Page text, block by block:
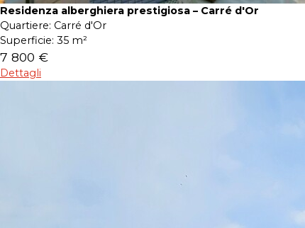
Residenza alberghiera prestigiosa – Carré d'Or
Quartiere: Carré d'Or
Superficie: 35 m²
7 800 €
Dettagli